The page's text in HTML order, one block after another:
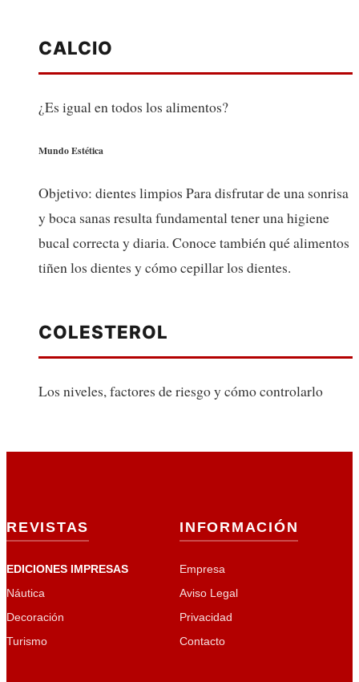
CALCIO
¿Es igual en todos los alimentos?
Mundo Estética
Objetivo: dientes limpios Para disfrutar de una sonrisa
y boca sanas resulta fundamental tener una higiene
bucal correcta y diaria. Conoce también qué alimentos
tiñen los dientes y cómo cepillar los dientes.
COLESTEROL
Los niveles, factores de riesgo y cómo controlarlo
REVISTAS
EDICIONES IMPRESAS
Náutica
Decoración
Turismo
INFORMACIÓN
Empresa
Aviso Legal
Privacidad
Contacto